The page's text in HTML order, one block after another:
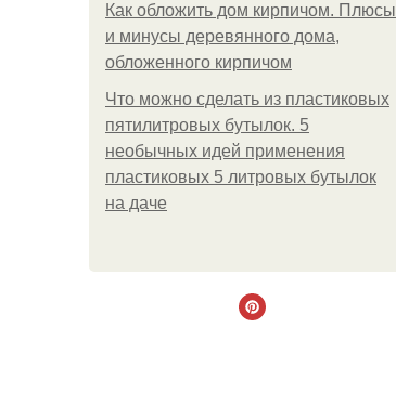
Как обложить дом кирпичом. Плюсы
и минусы деревянного дома,
обложенного кирпичом
Что можно сделать из пластиковых
пятилитровых бутылок. 5
необычных идей применения
пластиковых 5 литровых бутылок
на даче